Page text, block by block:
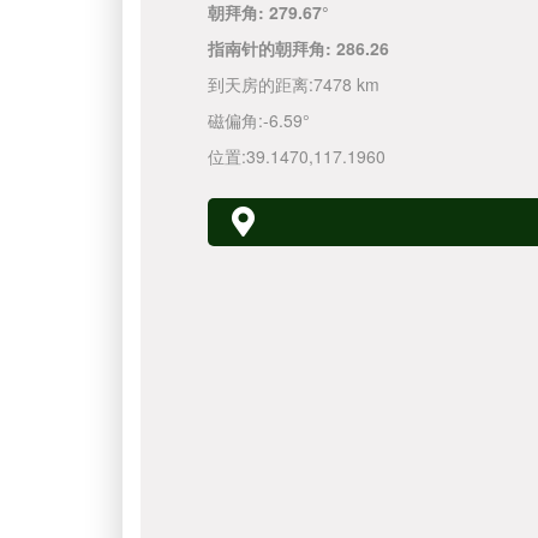
朝拜角: 279.67°
指南针的朝拜角: 286.26
到天房的距离:7478 km
磁偏角:-6.59°
位置:39.1470,117.1960